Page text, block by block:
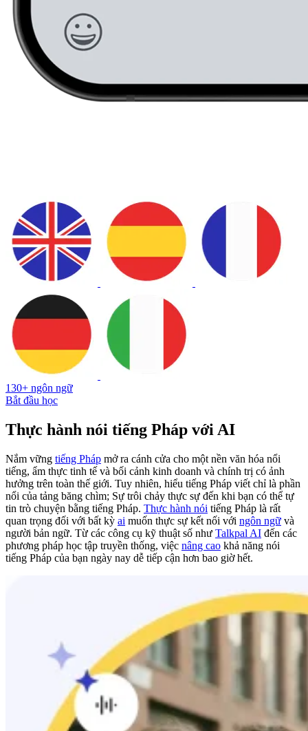
130+ ngôn ngữ
Bắt đầu học
Thực hành nói tiếng Pháp với AI
Nắm vững tiếng Pháp mở ra cánh cửa cho một nền văn hóa nổi
tiếng, ẩm thực tinh tế và bối cảnh kinh doanh và chính trị có ảnh
hưởng trên toàn thế giới. Tuy nhiên, hiểu tiếng Pháp viết chỉ là phần
nổi của tảng băng chìm; Sự trôi chảy thực sự đến khi bạn có thể tự
tin trò chuyện bằng tiếng Pháp. Thực hành nói tiếng Pháp là rất
quan trọng đối với bất kỳ ai muốn thực sự kết nối với ngôn ngữ và
người bản ngữ. Từ các công cụ kỹ thuật số như Talkpal AI đến các
phương pháp học tập truyền thống, việc nâng cao khả năng nói
tiếng Pháp của bạn ngày nay dễ tiếp cận hơn bao giờ hết.